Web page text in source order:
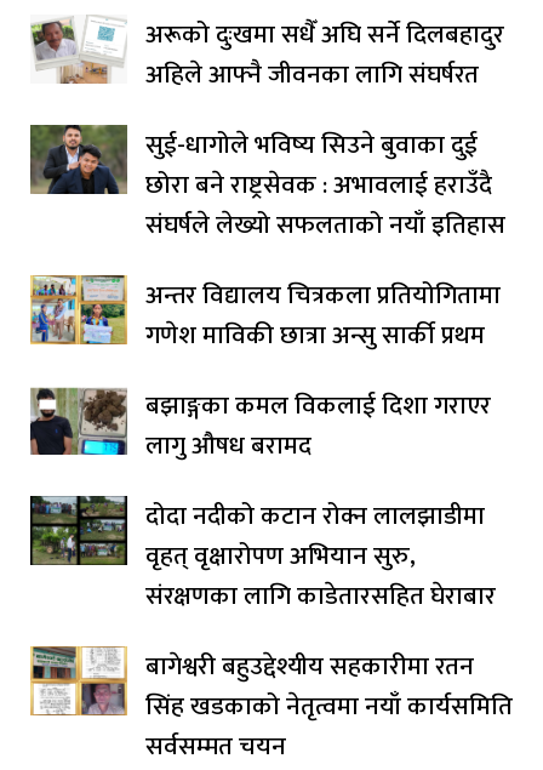
अरूको दुःखमा सधैँ अघि सर्ने दिलबहादुर
अहिले आफ्नै जीवनका लागि संघर्षरत
सुई-धागोले भविष्य सिउने बुवाका दुई
छोरा बने राष्ट्रसेवक : अभावलाई हराउँदै
संघर्षले लेख्यो सफलताको नयाँ इतिहास
अन्तर विद्यालय चित्रकला प्रतियोगितामा
गणेश माविकी छात्रा अन्सु सार्की प्रथम
बझाङ्गका कमल विकलाई दिशा गराएर
लागु औषध बरामद
दोदा नदीको कटान रोक्न लालझाडीमा
वृहत् वृक्षारोपण अभियान सुरु,
संरक्षणका लागि काडेतारसहित घेराबार
बागेश्वरी बहुउद्देश्यीय सहकारीमा रतन
सिंह खडकाको नेतृत्वमा नयाँ कार्यसमिति
सर्वसम्मत चयन